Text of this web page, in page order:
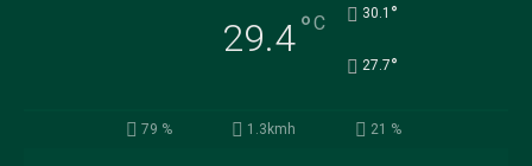
29.4°C 30.1 °
27.7°
79 % 1.3kmh 21 %